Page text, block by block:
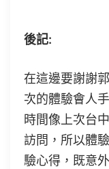
後記:
在這邊要謝謝
次的體驗會人
時間像上次台
訪問，所以體
驗心得，既意